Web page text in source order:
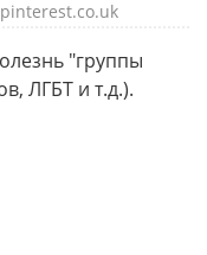
"группы
ЛГБТ и т.д.).